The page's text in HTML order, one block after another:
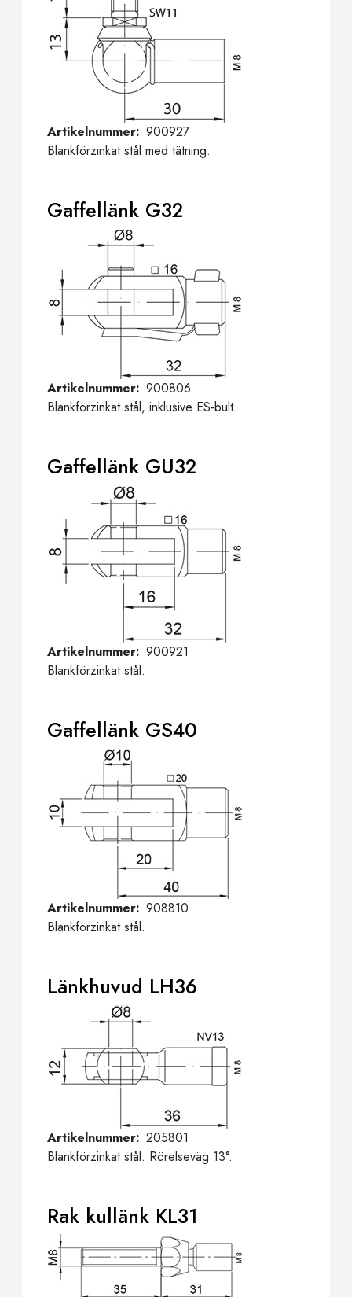
Artikelnummer 900927
Blankförzinkat stål med tätning.
Gaffellänk G32
Artikelnummer 900806
Blankförzinkat stål, inklusive ES-bult.
Gaffellänk GU32
Artikelnummer 900921
Blankförzinkat stål.
Gaffellänk GS40
Artikelnummer 908810
Blankförzinkat stål.
Länkhuvud LH36
Artikelnummer 205801
Blankförzinkat stål. Rörelseväg 13°.
Rak kullänk KL31